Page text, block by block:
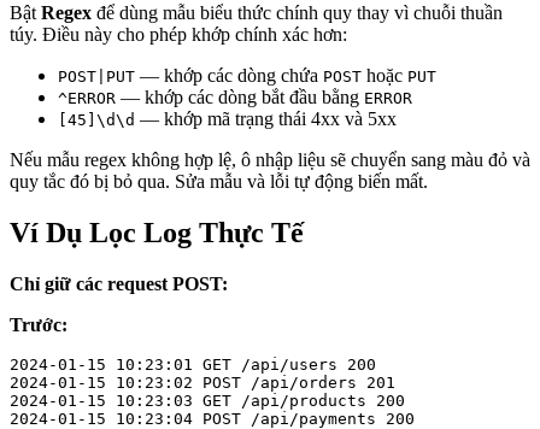
Bật Regex để dùng mẫu biểu thức chính quy thay vì chuỗi thuần
túy. Điều này cho phép khớp chính xác hơn:
POST|PUT — khớp các dòng chứa POST hoặc PUT
^ERROR — khớp các dòng bắt đầu bằng ERROR
[45]\d\d — khớp mã trạng thái 4xx và 5xx
Nếu mẫu regex không hợp lệ, ô nhập liệu sẽ chuyển sang màu đỏ và
quy tắc đó bị bỏ qua. Sửa mẫu và lỗi tự động biến mất.
Ví Dụ Lọc Log Thực Tế
Chỉ giữ các request POST:
Trước:
2024-01-15 10:23:01 GET /api/users 200
2024-01-15 10:23:02 POST /api/orders 201
2024-01-15 10:23:03 GET /api/products 200
2024-01-15 10:23:04 POST /api/payments 200